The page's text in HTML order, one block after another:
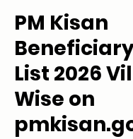
PM Kisan
List 2026
Wise on